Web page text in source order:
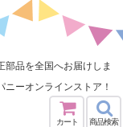
品を全国へお届けしま
ーオンラインストア！
カート 商品検索